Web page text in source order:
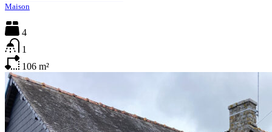
Maison
4
1
106 m²